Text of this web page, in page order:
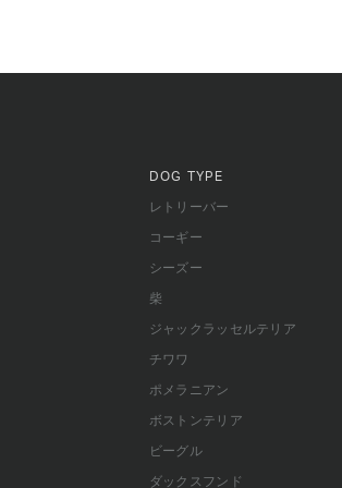
DOG TYPE
レトリーバー
コーギー
シーズー
柴
ジャックラッセルテリア
チワワ
ポメラニアン
ボストンテリア
ビーグル
ダックスフンド